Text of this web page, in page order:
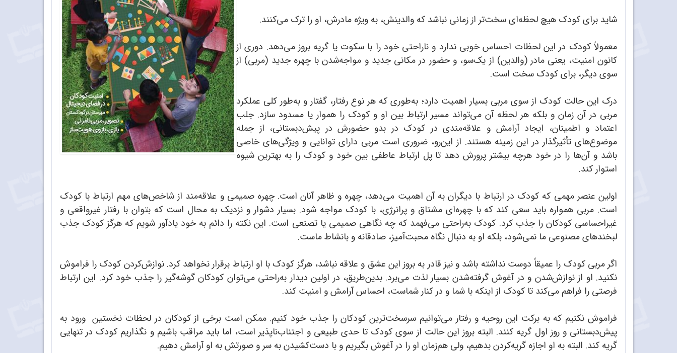
شاید برای کودک هیچ لحظه‌ای سخت‌تر از زمانی نباشد که والدینش، به ویژه مادرش، او را ترک می‌کنند.
معمولاً کودک در این لحظات احساس خوبی ندارد و ناراحتی خود را با سکوت یا گریه بروز می‌دهد. دوری از
کانون امنیت، یعنی مادر (والدین) از یک‌سو، و حضور در مکانی جدید و مواجه‌شدن با چهره جدید (مربی) از
سوی دیگر، برای کودک سخت است.
درک این حالت کودک از سوی مربی بسیار اهمیت دارد؛ به‌طوری که هر نوع رفتار، گفتار و به‌طور کلی عملکرد
مربی در آن زمان و بلکه هر لحظه آن می‌تواند مسیر ارتباط بین او و کودک را هموار یا مسدود سازد. جلب
اعتماد و اطمینان، ایجاد آرامش و علاقه‌مندی در کودک در بدو حضورش در پیش‌دبستانی، از جمله
موضوع‌های تأثیرگذار در این زمینه هستند. از این‌رو، ضروری است مربی دارای توانایی و ویژگی‌های خاصی
باشد و آن‌ها را در خود هرچه بیشتر پرورش دهد تا پل ارتباط عاطفی بین خود و کودک را به بهترین شیوه
استوار کند.
اولین عنصر مهمی که کودک در ارتباط با دیگران به آن اهمیت می‌دهد، چهره و ظاهر آنان است. چهره صمیمی و علاقه‌مند از شاخص‌های مهم ارتباط با کودک
است. مربی همواره باید سعی کند که با چهره‌ای مشتاق و پرانرژی، با کودک مواجه شود. بسیار دشوار و نزدیک به محال است که بتوان با رفتار غیرواقعی و
غیراحساسی کودکان را جذب کرد. کودک به‌راحتی می‌فهمد که چه نگاهی صمیمی یا تصنعی است. این نکته را دائم به خود یادآور شویم که هرگز کودک جذب
لبخندهای مصنوعی ما نمی‌شود، بلکه او به دنبال نگاه محبت‌آمیز، صادقانه و بانشاط ماست.
اگر مربی کودک را عمیقاً دوست نداشته باشد و نیز قادر به بروز این عشق و علاقه نباشد، هرگز کودک با او ارتباط برقرار نخواهد کرد. نوازش‌کردن کودک را فراموش
نکنید. او از نوازش‌شدن و در آغوش گرفته‌شدن بسیار لذت می‌برد. بدین‌طریق، در اولین دیدار به‌راحتی می‌توان کودکان گوشه‌گیر را جذب خود کرد. این ارتباط
فرصتی را فراهم می‌کند تا کودک از اینکه با شما و در کنار شماست، احساس آرامش و امنیت کند.
فراموش نکنیم که به برکت این روحیه و رفتار می‌توانیم سرسخت‌ترین کودکان را جذب خود کنیم. ممکن است برخی از کودکان در لحظات نخستین ورود به
پیش‌دبستانی و روز اول گریه کنند. البته بروز این حالت از سوی کودک تا حدی طبیعی و اجتناب‌ناپذیر است، اما باید مراقب باشیم و نگذاریم کودک در تنهایی
گریه کند. البته به او اجازه گریه‌کردن بدهیم، ولی هم‌زمان او را در آغوش بگیریم و با دست‌کشیدن به سر و صورتش به او آرامش دهیم.